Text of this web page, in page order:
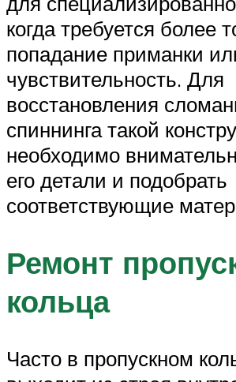
когда требуется более
попадание приманки
чувствительность. Для
восстановления
спиннинга такой
необходимо
его детали и подобрать
соответствующие
Ремонт
кольца
Часто в пропускном